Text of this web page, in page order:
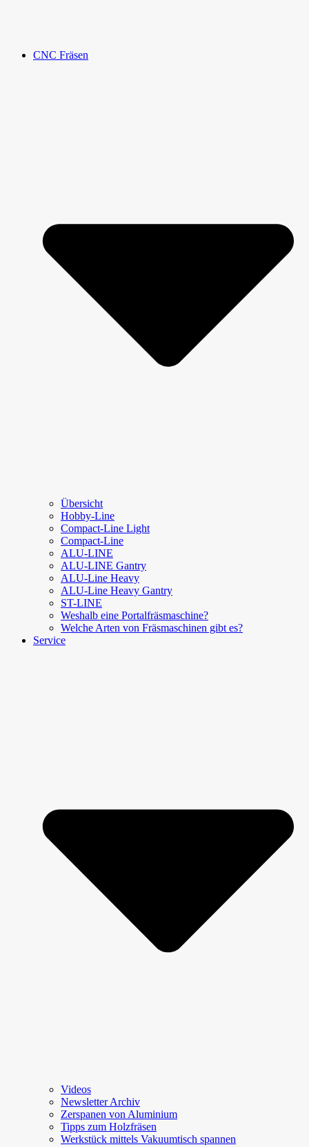
CNC Fräsen
Übersicht
Hobby-Line
Compact-Line Light
Compact-Line
ALU-LINE
ALU-LINE Gantry
ALU-Line Heavy
ALU-Line Heavy Gantry
ST-LINE
Weshalb eine Portalfräsmaschine?
Welche Arten von Fräsmaschinen gibt es?
Service
Videos
Newsletter Archiv
Zerspanen von Aluminium
Tipps zum Holzfräsen
Werkstück mittels Vakuumtisch spannen